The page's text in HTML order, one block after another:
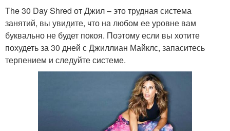
The 30 Day Shred от Джил – это трудная система
занятий, вы увидите, что на любом ее уровне вам
буквально не будет покоя. Поэтому если вы хотите
похудеть за 30 дней с Джиллиан Майклс, запаситесь
терпением и следуйте системе.